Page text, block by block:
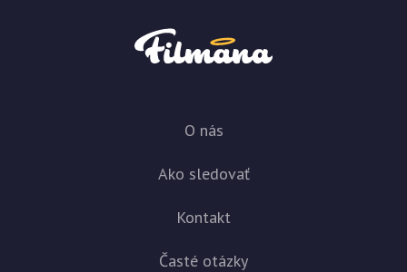
O nás
Ako sledovať
Kontakt
Časté otázky